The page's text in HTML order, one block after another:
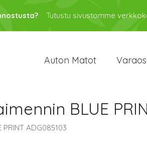
Tutustu sivustomme
Auton Matot
BLUE
ADG085103